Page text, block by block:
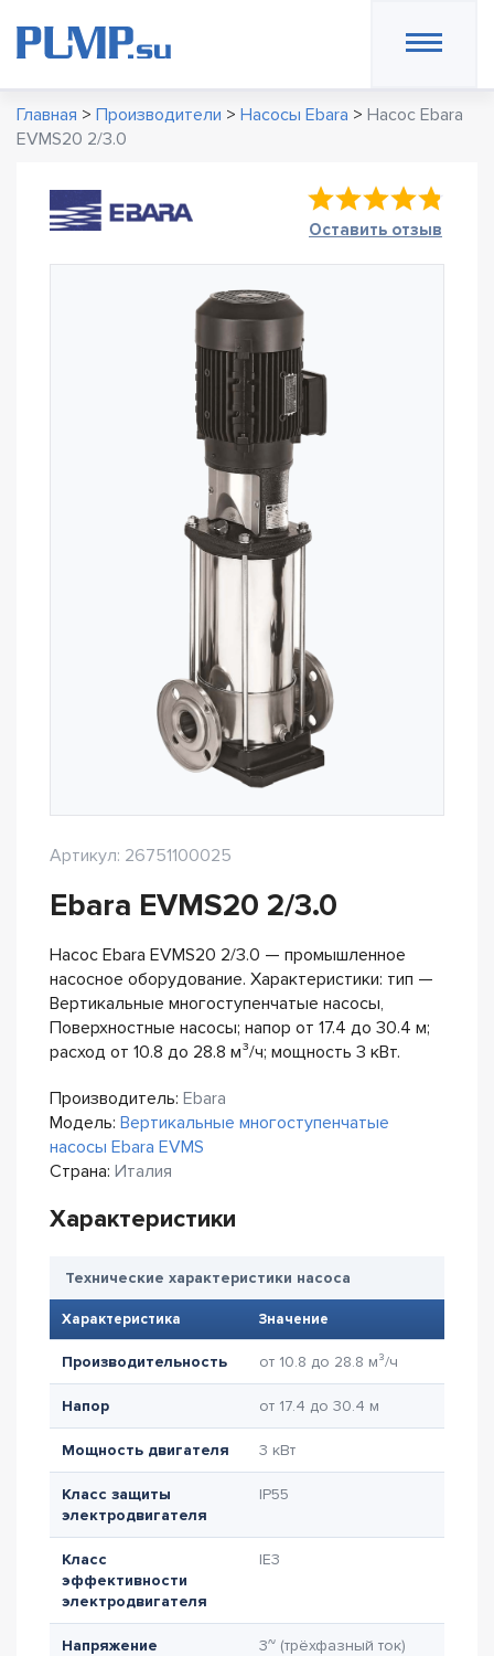
Главная > Производители > Насосы Ebara > Насос Ebara
EVMS20 2/3.0
Оставить отзыв
Артикул: 26751100025
Ebara EVMS20 2/3.0
Насос Ebara EVMS20 2/3.0 — промышленное
насосное оборудование. Характеристики: тип —
Вертикальные многоступенчатые насосы,
Поверхностные насосы; напор от 17.4 до 30.4 м;
расход от 10.8 до 28.8 м³/ч; мощность 3 кВт.
Производитель: Ebara
Модель: Вертикальные многоступенчатые
насосы Ebara EVMS
Страна: Италия
Характеристики
Технические характеристики насоса
Характеристика Значение
Производительность от 10.8 до 28.8 м³/ч
Напор от 17.4 до 30.4 м
Мощность двигателя 3 кВт
Класс защиты
электродвигателя
IP55
Класс
эффективности
электродвигателя
IE3
Напряжение 3~ (трёхфазный ток)